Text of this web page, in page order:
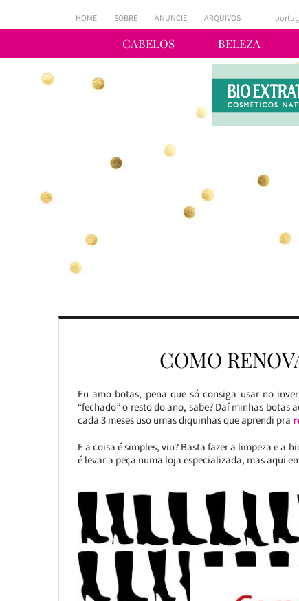
CABELOS BELEZA
HOME SOBRE ANUNCIE ARQUIVOS
COMO
Eu amo botas, pena que só consiga usar no
“fechado” o resto do ano, sabe? Daí minhas botas
cada 3 meses uso umas diquinhas que aprendi pra
E a coisa é simples, viu? Basta fazer a limpeza e a
é levar a peça numa loja especializada, mas aqui